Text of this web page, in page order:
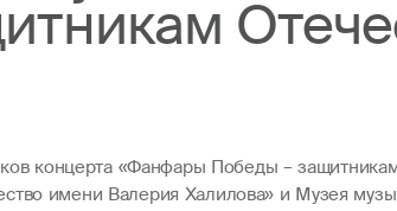
концерта «Фанфары Победы –
имени Валерия Халилова» и Музея